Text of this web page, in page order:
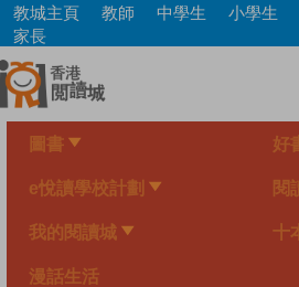
Skip
main
content
教城主頁 教師 中學生
小學生
家長
圖書 好
e悅讀學校計劃 閱
我的閱讀城 十
漫話生活